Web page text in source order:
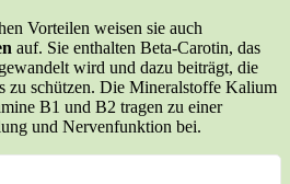
Vorteilen weisen sie auch
auf. Sie enthalten Beta-Carotin, das
wird und dazu beiträgt, die
zu schützen. Die Mineralstoffe Kalium
B1 und B2 tragen zu einer
und Nervenfunktion bei.